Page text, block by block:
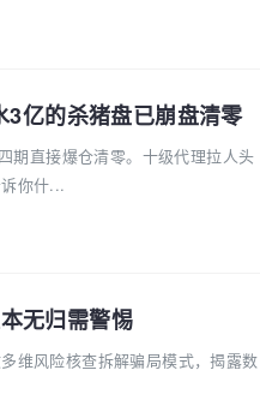
亿的杀猪盘已崩盘清零
期直接爆仓清零。十级代理拉人头
你什...
无归需警惕
维风险核查拆解骗局模式，揭露数